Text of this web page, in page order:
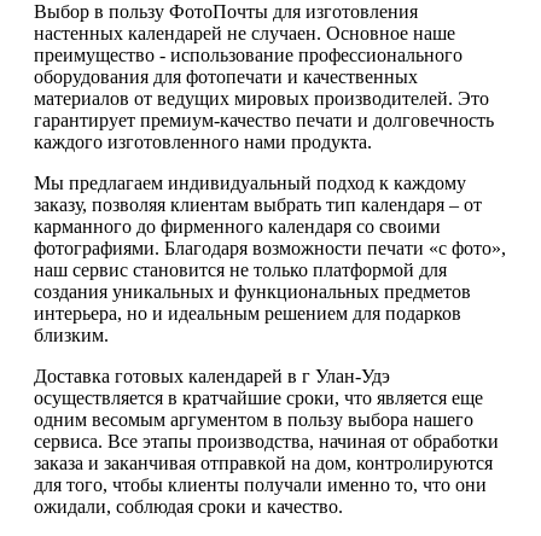
Выбор в пользу ФотоПочты для изготовления
настенных календарей не случаен. Основное наше
преимущество - использование профессионального
оборудования для фотопечати и качественных
материалов от ведущих мировых производителей. Это
гарантирует премиум-качество печати и долговечность
каждого изготовленного нами продукта.
Мы предлагаем индивидуальный подход к каждому
заказу, позволяя клиентам выбрать тип календаря – от
карманного до фирменного календаря со своими
фотографиями. Благодаря возможности печати «с фото»,
наш сервис становится не только платформой для
создания уникальных и функциональных предметов
интерьера, но и идеальным решением для подарков
близким.
Доставка готовых календарей в г Улан-Удэ
осуществляется в кратчайшие сроки, что является еще
одним весомым аргументом в пользу выбора нашего
сервиса. Все этапы производства, начиная от обработки
заказа и заканчивая отправкой на дом, контролируются
для того, чтобы клиенты получали именно то, что они
ожидали, соблюдая сроки и качество.